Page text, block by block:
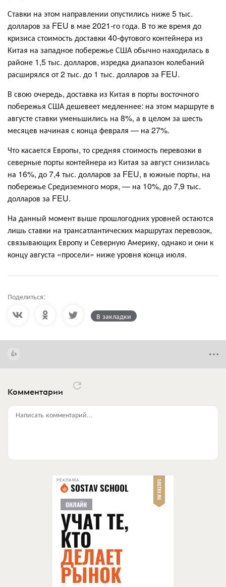
Ставки на этом направлении опустились ниже 5 тыс.
долларов за FEU в мае 2021-го года. В то же время до
кризиса стоимость доставки 40-футового контейнера из
Китая на западное побережье США обычно находилась в
районе 1,5 тыс. долларов, изредка диапазон колебаний
расширялся от 2 тыс. до 1 тыс. долларов за FEU.
В свою очередь, доставка из Китая в порты восточного
побережья США дешевеет медленнее: на этом маршруте в
августе ставки уменьшились на 8%, а в целом за шесть
месяцев начиная с конца февраля — на 27%.
Что касается Европы, то средняя стоимость перевозки в
северные порты контейнера из Китая за август снизилась
на 16%, до 7,4 тыс. долларов за FEU, в южные порты, на
побережье Средиземного моря, — на 10%, до 7,9 тыс.
долларов за FEU.
На данный момент выше прошлогодних уровней остаются
лишь ставки на трансатлантических маршрутах перевозок,
связывающих Европу и Северную Америку, однако и они к
концу августа «просели» ниже уровня конца июля.
Поделиться:
В закладки
Комментарии
Написать комментарий...
РЕКЛАМА